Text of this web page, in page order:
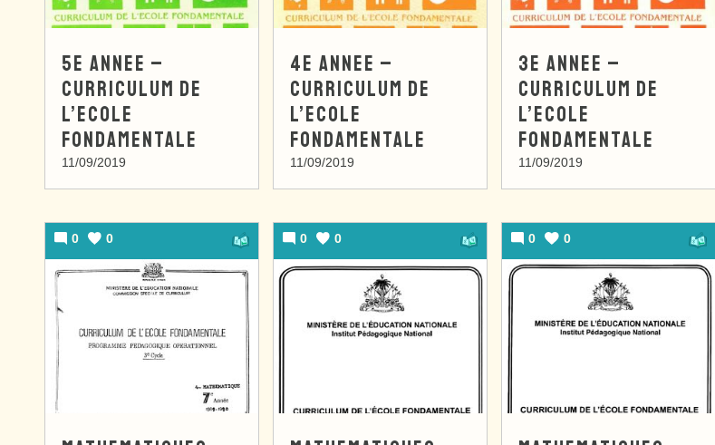
5E ANNEE –
CURRICULUM DE
L’ECOLE
FONDAMENTALE
11/09/2019
4E ANNEE –
CURRICULUM DE
L’ECOLE
FONDAMENTALE
11/09/2019
3E ANNEE –
CURRICULUM DE
L’ECOLE
FONDAMENTALE
11/09/2019
0 0 0 0 0 0